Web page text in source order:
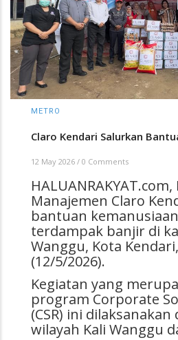
METRO
Claro Kendari Salurkan
12 May 2026 / 0 Comments
HALUANRAKYAT.com,
Manajemen Claro
bantuan
terdampak banjir di
Wanggu, Kota
(12/5/2026).
Kegiatan yang
program Corporate
(CSR) ini
wilayah Kali Wanggu